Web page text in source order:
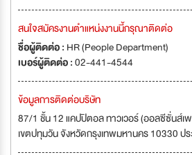
สนใจสมัครงานตำแหน่งงานนี้กรุณาติดต่อ
ชื่อผู้ติดต่อ : HR (People Department)
เบอร์ผู้ติดต่อ :02-441-4544
ข้อมูลการติดต่อบริษัท
87/1 ชั้น 12 แคปปิตอล ทาวเวอร์ (ออลซีซั่นส์
เขตปทุมวัน จังหวัดกรุงเทพมหานคร 10330 ปร